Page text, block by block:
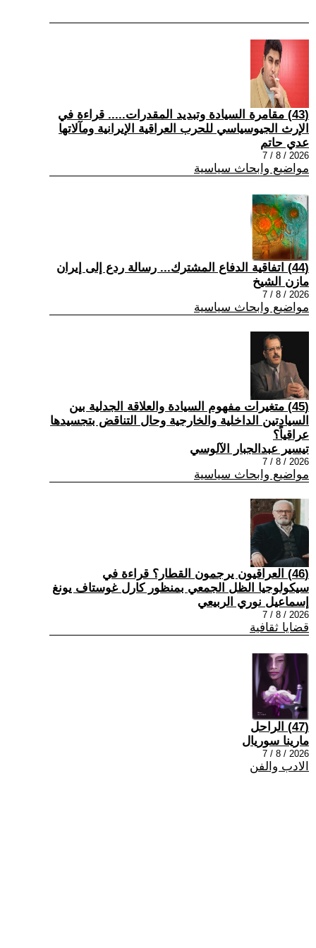
(43) مقامرة السيادة وتبديد المقدرات..... قراءة في
الإرث الجيوسياسي للحرب العراقية الإيرانية ومآلاتها
عدي حاتم
2026 / 8 / 7
مواضيع وابحاث سياسية
(44) اتفاقية الدفاع المشترك... رسالة ردع إلى إيران
مازن الشيخ
2026 / 8 / 7
مواضيع وابحاث سياسية
(45) متغيرات مفهوم السيادة والعلاقة الجدلية بين
السيادتين الداخلية والخارجية وحال التناقض بتجسيدها
عراقياً؟
تيسير عبدالجبار الآلوسي
2026 / 8 / 7
مواضيع وابحاث سياسية
(46) العراقيون يرجمون القطار؟ قراءة في
سيكولوجيا الظل الجمعي بمنظور كارل غوستاف يونغ
إسماعيل نوري الربيعي
2026 / 8 / 7
قضايا ثقافية
(47) الراحل
مارينا سوريال
2026 / 8 / 7
الادب والفن